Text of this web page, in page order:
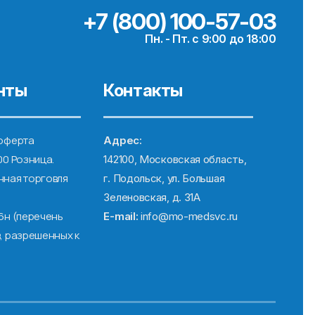
+7 (800) 100-57-03
Пн. - Пт. с 9:00 до 18:00
Розница.
торговля
(перечень
разрешенных к
Контакты
Адрес:
142100, Московская область,
г. Подольск, ул. Большая
Зеленовская, д. 31А
E-mail: info@mo-medsvc.ru